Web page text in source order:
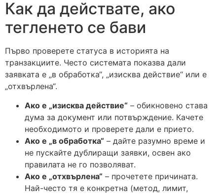
Как да действате, ако
тегленето се бави
Първо проверете статуса в историята на
транзакциите. Често системата показва дали
заявката е „в обработка“, „изисква действие“ или е
„отхвърлена“.
Ако е „изисква действие“ – обикновено става
дума за документ или потвърждение. Качете
необходимото и проверете дали е прието.
Ако е „в обработка“ – дайте разумно време и
не пускайте дублиращи заявки, освен ако
правилата не го позволяват.
Ако е „отхвърлена“ – прочетете причината.
Най-често тя е конкретна (метод, лимит,